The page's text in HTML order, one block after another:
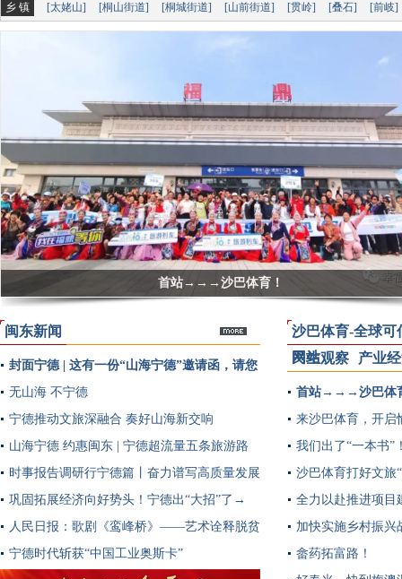
总书记的“三农”
乡 镇 [太姥山] [桐山街道] [桐城街道] [山前街道] [贯岭] [叠石] [前岐]
文明健康绿色环保丨 助力创城，这场“绿色”活动
闽东新闻
多
封面宁德 | 这有一份“山海宁德”邀请函，请您
查收
无山海 不宁德
宁德推动文旅深融合 奏好山海新交响
山海宁德 约惠闽东 | 宁德超流量五条旅游路
线提前曝光~
时事报告调研行宁德篇丨奋力谱写高质量发展
新篇章
巩固拓展经济向好势头！宁德出“大招”了→
人民日报：歌剧《鸾峰桥》——艺术诠释脱贫
实践
宁德时代斩获“中国工业奥斯卡”
沙巴体育-全球可
网站
民生观察 产业
首站→→→沙巴体
来沙巴体育，开启
我们出了“一本书”
沙巴体育打好文旅
全力以赴推进项目
加快实施乡村振兴
畲药拓富路！